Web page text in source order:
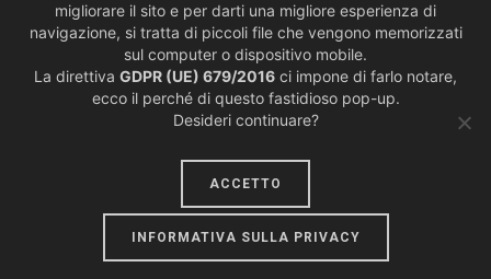
Politiche sulla Privacy· Condizioni di Vendita
design by
migliorare il sito e per darti una migliore esperienza di
navigazione, si tratta di piccoli file che vengono memorizzati
sul computer o dispositivo mobile.
La direttiva GDPR (UE) 679/2016 ci impone di farlo notare,
ecco il perché di questo fastidioso pop-up.
Desideri continuare?
ACCETTO
INFORMATIVA SULLA PRIVACY